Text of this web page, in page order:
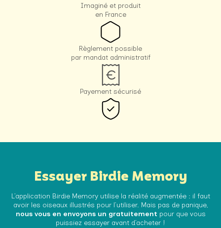
Imaginé et produit
en France
Règlement possible
par mandat administratif
Payement sécurisé
Essayer Birdie Memory
L’application Birdie Memory utilise la réalité augmentée : il faut
avoir les oiseaux illustrés pour l’utiliser. Mais pas de panique,
nous vous en envoyons un gratuitement pour que vous
puissiez essayer avant d’acheter !